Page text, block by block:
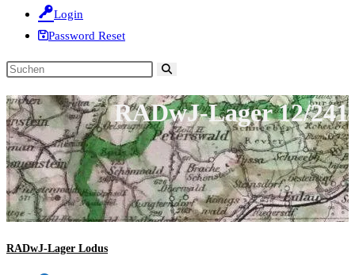
Login
Password Reset
Diese
durchsuchen
RADwJ-Lager 12/241
RADwJ-Lager Lodus